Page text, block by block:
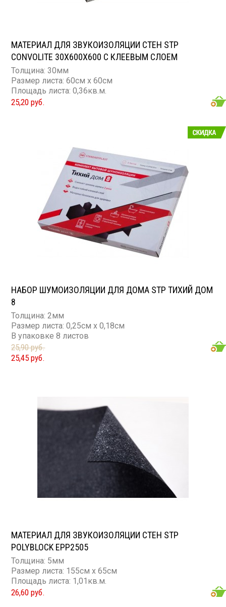
МАТЕРИАЛ ДЛЯ ЗВУКОИЗОЛЯЦИИ СТЕН STP
CONVOLITE 30X600X600 С КЛЕЕВЫМ СЛОЕМ
Толщина: 30мм
Размер листа: 60см х 60см
Площадь листа: 0,36кв.м.
25,20 руб.
НАБОР ШУМОИЗОЛЯЦИИ ДЛЯ ДОМА STP ТИХИЙ ДОМ
8
Толщина: 2мм
Размер листа: 0,25см х 0,18см
В упаковке 8 листов
25,90 руб.
25,45 руб.
МАТЕРИАЛ ДЛЯ ЗВУКОИЗОЛЯЦИИ СТЕН STP
POLYBLOCK EPP2505
Толщина: 5мм
Размер листа: 155см х 65см
Площадь листа: 1,01кв.м.
26,60 руб.